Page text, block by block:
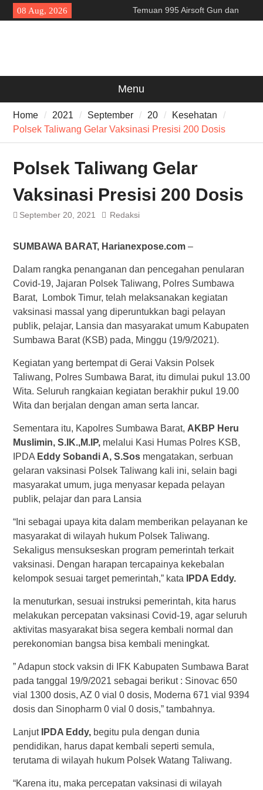
Skip
to
08 Aug, 2026
Temuan 995 Airsoft Gun dan
Narkoba di Sekolah Kebayoran
Masyarakat”
Menu
Home 2021 September 20
Kesehatan
Polsek Taliwang Gelar Vaksinasi Presisi 200 Dosis
Polsek Taliwang Gelar
Vaksinasi Presisi 200 Dosis
September 20, 2021 Redaksi
SUMBAWA BARAT, Harianexpose.com–
Dalam rangka penanganan dan pencegahan penularan
Covid-19, Jajaran Polsek Taliwang, Polres Sumbawa
Barat, Lombok Timur, telah melaksanakan kegiatan
vaksinasi massal yang diperuntukkan bagi pelayan
publik, pelajar, Lansia dan masyarakat umum Kabupaten
Sumbawa Barat (KSB) pada, Minggu (19/9/2021).
Kegiatan yang bertempat di Gerai Vaksin Polsek
Taliwang, Polres Sumbawa Barat, itu dimulai pukul 13.00
Wita. Seluruh rangkaian kegiatan berakhir pukul 19.00
Wita dan berjalan dengan aman serta lancar.
Sementara itu, Kapolres Sumbawa Barat, AKBP Heru
Muslimin, S.IK.,M.IP,melalui Kasi Humas Polres KSB,
IPDA Eddy Sobandi A, S.Sosmengatakan, serbuan
gelaran vaksinasi Polsek Taliwang kali ini, selain bagi
masyarakat umum, juga menyasar kepada pelayan
publik, pelajar dan para Lansia
“Ini sebagai upaya kita dalam memberikan pelayanan ke
masyarakat di wilayah hukum Polsek Taliwang.
Sekaligus mensukseskan program pemerintah terkait
vaksinasi. Dengan harapan tercapainya kekebalan
kelompok sesuai target pemerintah,” kata
IPDA Eddy.
Ia menuturkan, sesuai instruksi pemerintah, kita harus
melakukan percepatan vaksinasi Covid-19, agar seluruh
aktivitas masyarakat bisa segera kembali normal dan
perekonomian bangsa bisa kembali meningkat.
” Adapun stock vaksin di IFK Kabupaten Sumbawa Barat
pada tanggal 19/9/2021 sebagai berikut : Sinovac 650
vial 1300 dosis, AZ 0 vial 0 dosis, Moderna 671 vial 9394
dosis dan Sinopharm 0 vial 0 dosis,” tambahnya.
Lanjut IPDA Eddy,begitu pula dengan dunia
pendidikan, harus dapat kembali seperti semula,
terutama di wilayah hukum Polsek Watang Taliwang.
“Karena itu, maka percepatan vaksinasi di wilayah